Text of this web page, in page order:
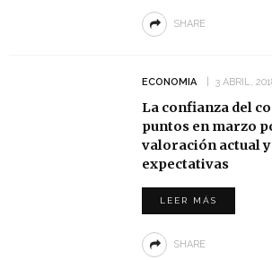
SHARE
ECONOMIA 3 ABRIL,
La confianza del
puntos en marzo
valoración actual
expectativas
LEER MÁS
SHARE